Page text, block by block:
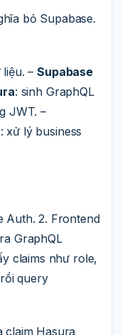
bỏ Supabase.
liệu. –Supabase
: sinh GraphQL
JWT. –
: xử lý business
Auth. 2. Frontend
GraphQL
claims như role,
query
claim Hasura